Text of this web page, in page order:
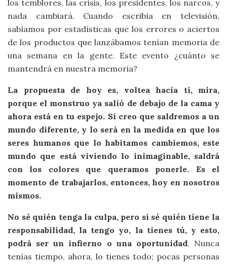
los temblores, las crisis, los presidentes, los narcos, y
nada cambiará. Cuando escribía en televisión,
sabíamos por estadísticas que los errores o aciertos
de los productos que lanzábamos tenían memoria de
una semana en la gente. Este evento ¿cuánto se
mantendrá en nuestra memoria?
La propuesta de hoy es, voltea hacia ti, mira,
porque el monstruo ya salió de debajo de la cama y
ahora está en tu espejo. Sí creo que saldremos a un
mundo diferente, y lo será en la medida en que los
seres humanos que lo habitamos cambiemos, este
mundo que está viviendo lo inimaginable, saldrá
con los colores que queramos ponerle. Es el
momento de trabajarlos, entonces, hoy en nosotros
mismos.
No sé quién tenga la culpa, pero sí sé quién tiene la
responsabilidad, la tengo yo, la tienes tú, y esto,
podrá ser un infierno o una oportunidad. Nunca
tenías tiempo, ahora, lo tienes todo; pocas personas